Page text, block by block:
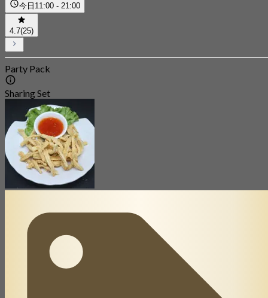
今日 11:00 - 21:00
4.7(25)
Party Pack
Sharing Set